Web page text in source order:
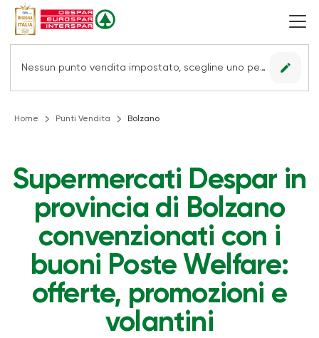
Nessun punto vendita impostato, scegline uno per vedere le offerte. edit
Home Punti Vendita Bolzano
Supermercati Despar in
provincia di Bolzano
convenzionati con i
buoni Poste Welfare:
offerte, promozioni e
volantini